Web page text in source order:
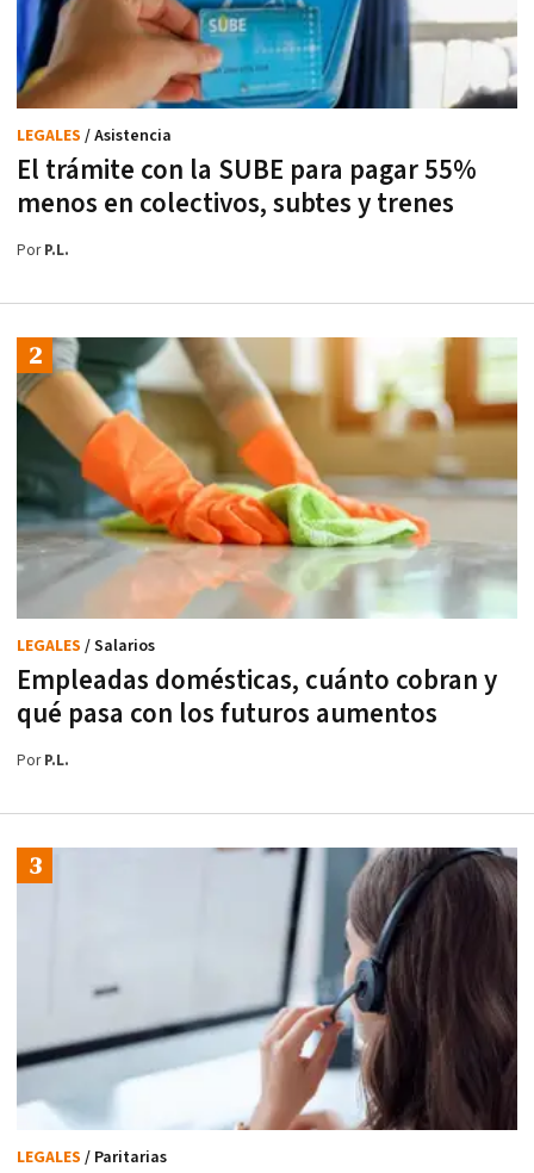
El trámite con la SUBE para pagar 55%
menos en colectivos, subtes y trenes
LEGALES / Asistencia
PorP.L.
Empleadas domésticas, cuánto cobran y
qué pasa con los futuros aumentos
LEGALES / Salarios
PorP.L.
LEGALES / Paritarias